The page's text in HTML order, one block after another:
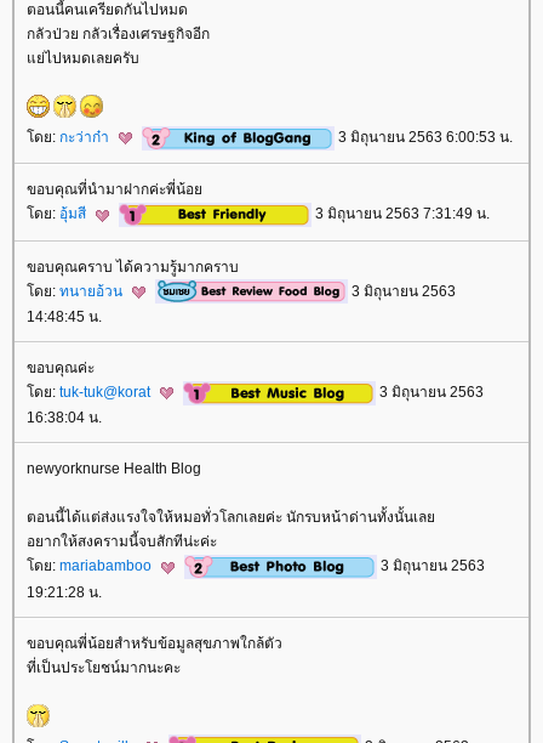
ตอนนี้คนเครียดกันไปหมด
กลัวป่วย กลัวเรื่องเศรษฐกิจอีก
่ไปหมดเลยครับ
ดย: กะว่าก๋า 3 มิถุนายน 2563 6:00:53 น.
ขอบคุณที่นำมาฝากค่ะพี่น้อ
ดย: อุ้มสี 3 มิถุนายน 2563 7:31:49 น.
ขอบคุณคราบ ได้ความรู้มากคราบ
ดย: ทนายอ้วน
3 มิถุนายน 2563
14:48:45 น.
ขอบคุณค่ะ
ดย: tuk-tuk@korat
3 มิถุนายน 2563
16:38:04 น.
newyorknurse Health Blog
ตอนนี้ได้แต่ส่งแรงใจให้หมอทั่วโลกเลยค่ะ นักรบหน้าด่านทั้งนั้นเล
อยากให้สงครามนี้จบสักทีน่ะค่ะ
ดย: mariabamboo
3 มิถุนายน 2563
19:21:28 น.
ขอบคุณพี่น้อยสำหรับข้อมูลสุขภาพใกล้ตัว
ที่เป็นประโยชน์มากนะคะ